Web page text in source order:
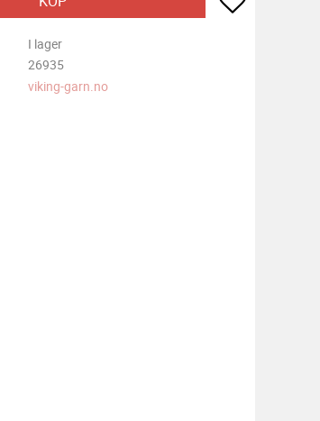
I lager
26935
viking-garn.no